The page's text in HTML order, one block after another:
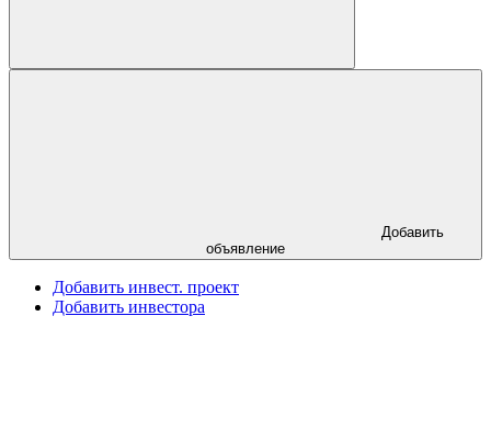
объявление
Добавить инвест. проект
Добавить инвестора